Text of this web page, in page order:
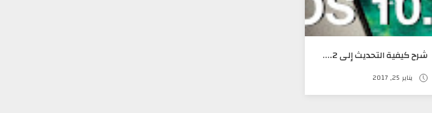
شرح كيفية التحديث إلى IOS 10.2 مباشره
يناير 25, 2017